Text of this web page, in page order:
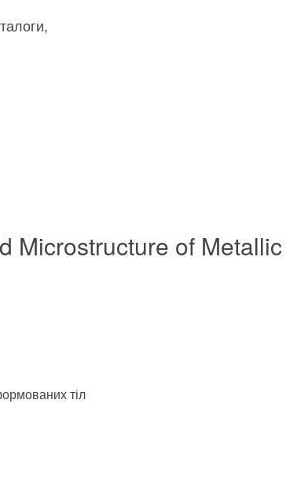
Microstructure of
тіл